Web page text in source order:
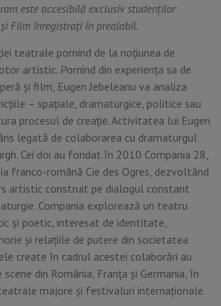
este accesibilă exclusiv studenților
Film înregistrați în prealabil.
teatrale pornind de la noțiunea de
artistic. Pornind din experiența sa de
și film, Eugen Jebeleanu va analiza
– spațiale, dramaturgice, politice sau
procesul de creație. Activitatea lui Eugen
legată de colaborarea cu dramaturgul
Cei doi au fondat în 2010 Compania 28,
franco-română Cie des Ogres, dezvoltând
artistic construit pe dialogul constant
Compania explorează un teatru
și poetic, interesat de identitate,
și relațiile de putere din societatea
create în cadrul acestei colaborări au
din România, Franța și Germania, în
majore și festivaluri internaționale.